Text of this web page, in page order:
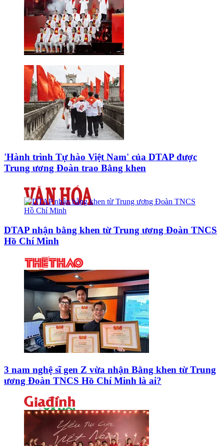
'Hành trình Tự hào Việt Nam' của DTAP được
Trung ương Đoàn trao Bằng khen
DTAP nhận bằng khen từ Trung ương Đoàn TNCS
Hồ Chí Minh
3 nam nghệ sĩ gen Z vừa nhận Bằng khen từ Trung
ương Đoàn TNCS Hồ Chí Minh là ai?